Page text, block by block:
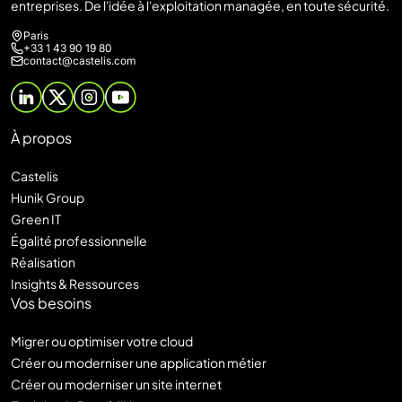
entreprises. De l'idée à l'exploitation managée, en toute sécurité.
Paris
+33 1 43 90 19 80
contact@castelis.com
À propos
Castelis
Hunik Group
Green IT
Égalité professionnelle
Réalisation
Insights & Ressources
Vos besoins
Migrer ou optimiser votre cloud
Créer ou moderniser une application métier
Créer ou moderniser un site internet